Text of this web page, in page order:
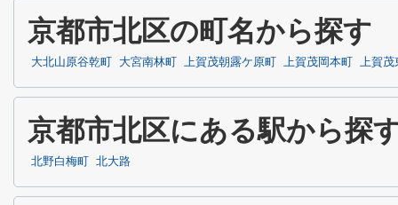
京都市北区の町名から探す
大北山原谷乾町 大宮南林町 上賀茂朝露ケ原町 上賀茂岡本町 上賀茂
京都市北区にある駅から探
北野白梅町 北大路